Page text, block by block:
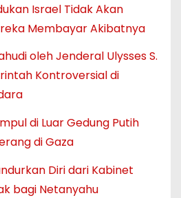
Israel Tidak Akan
Membayar Akibatnya
oleh Jenderal Ulysses S.
Kontroversial di
di Luar Gedung Putih
di Gaza
Diri dari Kabinet
bagi Netanyahu